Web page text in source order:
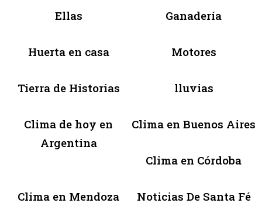
Ellas Ganadería
Huerta en casa Motores
Tierra de Historias lluvias
Clima de hoy en
Argentina
Clima en Buenos Aires
Clima en Córdoba
Clima en Mendoza Noticias De Santa Fé